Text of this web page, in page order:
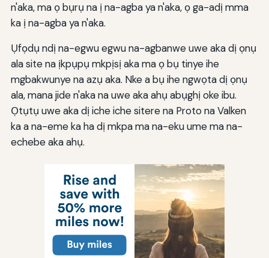
n'aka, ma ọ bụrụ na ị na-agba ya n'aka, ọ ga-adị mma
ka ị na-agba ya n'aka.
Ụfọdụ ndị na-egwu egwu na-agbanwe uwe aka dị ọnụ
ala site na ịkpụpụ mkpịsị aka ma ọ bụ tinye ihe
mgbakwunye na azụ aka. Nke a bụ ihe ngwọta dị ọnụ
ala, mana jide n'aka na uwe aka ahụ abụghị oke ibu.
Ọtụtụ uwe aka dị iche iche sitere na Proto na Valken
ka a na-eme ka ha dị mkpa ma na-eku ume ma na-
echebe aka ahụ.